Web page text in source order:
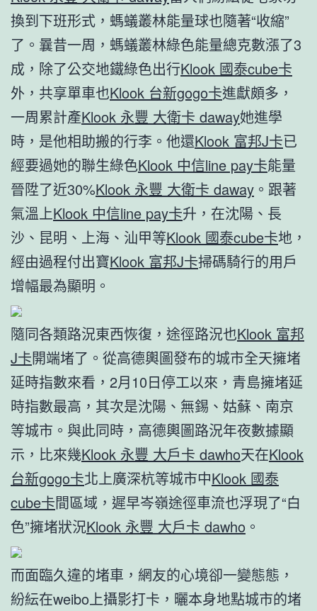
換到下班形式，螞蟻叢林能量球也隨著“收縮”
了。曩昔一周，螞蟻叢林綠色能量總克數漲了3
成，除了公交地鐵綠色出行Klook 國泰cube卡
外，共享單車也Klook 台新gogo卡進獻頗多，
一周累計產Klook 永豐 大衛卡 daway她進學
時，是他相助搬的行李。他還Klook 富邦J卡已
經要過她的聯生綠色Klook 中信line pay卡能量
晉陞了近30%Klook 永豐 大衛卡 daway 。跟著
氣溫上Klook 中信line pay卡升，在沈陽、長
沙、昆明、上海、汕甲等Klook 國泰cube卡地，
經由過程付出寶Klook 富邦J卡掃碼騎行的用戶
增幅最為顯明。
隨同各類路況東西恢復，途徑路況也Klook 富邦
J卡開端堵了。從高德輿圖發布的城市全天擁堵
延時指數來看，2月10日停工以來，青島擁堵延
時指數最高，其次是沈陽、無錫、姑蘇、南京
等城市。與此同時，高德輿圖路況年夜數據顯
示，比來幾Klook 永豐 大戶卡 dawho天在Klook
台新gogo卡北上廣深杭等城市中Klook 國泰
cube卡間區域，遲早岑嶺途徑車流也浮現了“白
色”擁堵狀況Klook 永豐 大戶卡 dawho 。
而面臨久違的堵車，網友的心境卻一變態態，
紛紜在weibo上攝影打卡，曬本身地點城市的堵